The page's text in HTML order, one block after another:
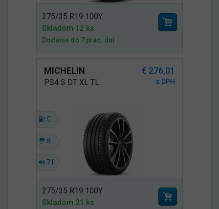
275/35 R19 100Y
Skladom 12 ks
Dodanie do 7 prac. dní
MICHELIN € 276,01
PS4 S DT XL TL s DPH
C
B
71
275/35 R19 100Y
Skladom 21 ks